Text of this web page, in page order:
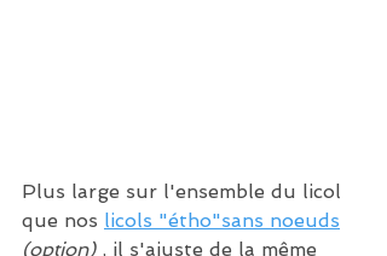
Plus large sur l'ensemble du licol
que nos licols "étho"sans noeuds
(option) , il s'ajuste de la même